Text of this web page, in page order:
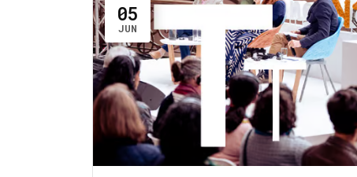
05
JUN